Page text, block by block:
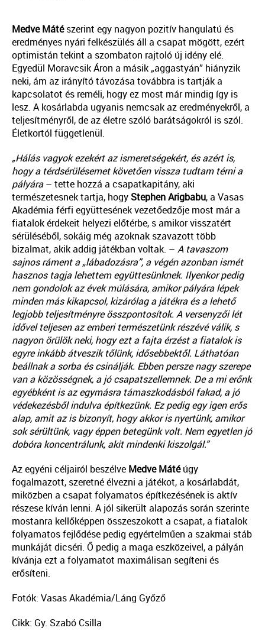
Medve Mátészerint egy nagyon pozitív hangulatú és
eredményes nyári felkészülés áll a csapat mögött, ezért
optimistán tekint a szombaton rajtoló új idény elé.
Egyedül Moravcsik Áron a másik „aggastyán” hiányzik
neki, ám az irányító távozása továbbra is tartják a
kapcsolatot és reméli, hogy ez most már mindig így is
lesz. A kosárlabda ugyanis nemcsak az eredményekről, a
teljesítményről, de az életre szóló barátságokról is szól.
Életkortól függetlenül.
„Hálás vagyok ezekért az ismeretségekért, és azért is,
hogy a térdsérülésemet követően vissza tudtam térni a
pályára– tette hozzá a csapatkapitány, aki
természetesnek tartja, hogyStephen Arigbabu, a Vasas
Akadémia férfi együttesének vezetőedzője most már a
fiatalok érdekeit helyezi előtérbe, s amikor visszatért
sérüléséből, sokáig még azoknak szavazott több
bizalmat, akik addig játékban voltak. – A tavaszom
sajnos ráment a „lábadozásra”, a végén azonban ismét
hasznos tagja lehettem együttesünknek. Ilyenkor pedig
nem gondolok az évek múlására, amikor pályára lépek
minden más kikapcsol, kizárólag a játékra és a lehető
legjobb teljesítményre összpontosítok. A versenyzői lét
idővel teljesen az emberi természetünk részévé válik, s
nagyon örülök neki, hogy ezt a fajta érzést a fiatalok is
egyre inkább átveszik tőlünk, idősebbektől. Láthatóan
beállnak a sorba és csinálják. Ebben persze nagy szerepe
van a közösségnek, a jó csapatszellemnek. De a mi erőnk
egyébként is az egymásra támaszkodásból fakad, a jó
védekezésből indulva építkezünk. Ez pedig egy igen erős
alap, amit az is bizonyít, hogy akkor is nyertünk, amikor
sok sérültünk, vagy éppen betegünk volt. Nem egyetlen jó
dobóra koncentrálunk, akit mindenki kiszolgál.”
Az egyéni céljairól beszélve Medve Mátéúgy
fogalmazott, szeretné élvezni a játékot, a kosárlabdát,
miközben a csapat folyamatos építkezésének is aktív
részese kíván lenni. A jól sikerült alapozás során szerinte
mostanra kellőképpen összeszokott a csapat, a fiatalok
folyamatos fejlődése pedig egyértelműen a szakmai stáb
munkáját dicséri. Ő pedig a maga eszközeivel, a pályán
kívánja ezt a folyamatot maximálisan segíteni és
erősíteni.
Fotók: Vasas Akadémia/Láng Győző
Cikk: Gy. Szabó Csilla